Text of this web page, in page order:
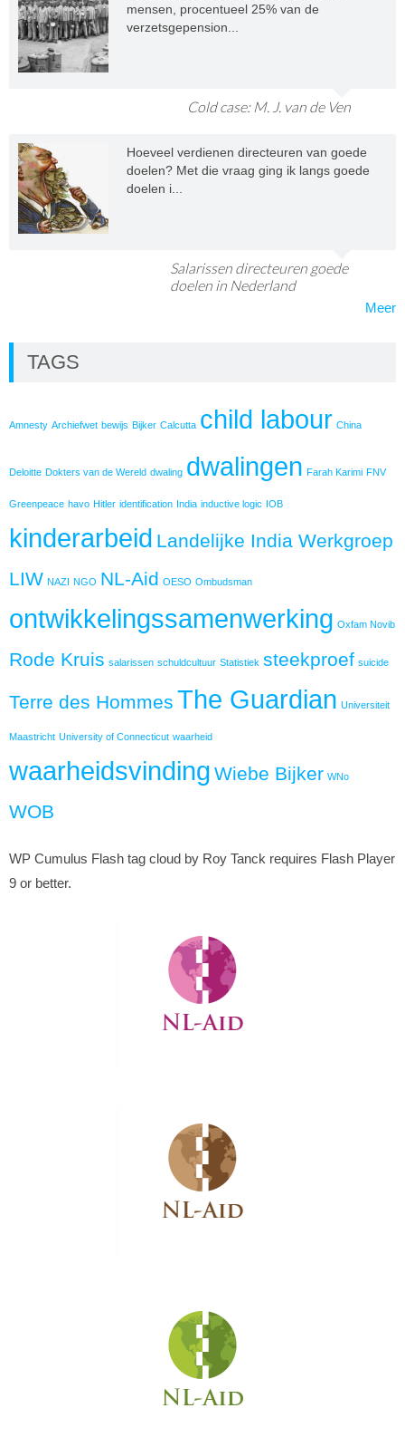
mensen, procentueel 25% van de
verzetsgepension...
Cold case: M. J. van de Ven
Hoeveel verdienen directeuren van goede
doelen? Met die vraag ging ik langs goede
doelen i...
Salarissen directeuren goede
doelen in Nederland
Meer
TAGS
Amnesty Archiefwet bewijs Bijker Calcutta child labour China
Deloitte Dokters van de Wereld dwaling dwalingen Farah Karimi FNV
Greenpeace havo Hitler identification India inductive logic IOB
kinderarbeid Landelijke India Werkgroep
LIW NAZI NGO NL-Aid OESO Ombudsman
ontwikkelingssamenwerking Oxfam Novib
Rode Kruis salarissen schuldcultuur Statistiek steekproef suicide
Terre des Hommes The Guardian Universiteit
Maastricht University of Connecticut waarheid
waarheidsvinding Wiebe Bijker WNo
WOB
WP Cumulus Flash tag cloud by Roy Tanck requires Flash Player
9 or better.